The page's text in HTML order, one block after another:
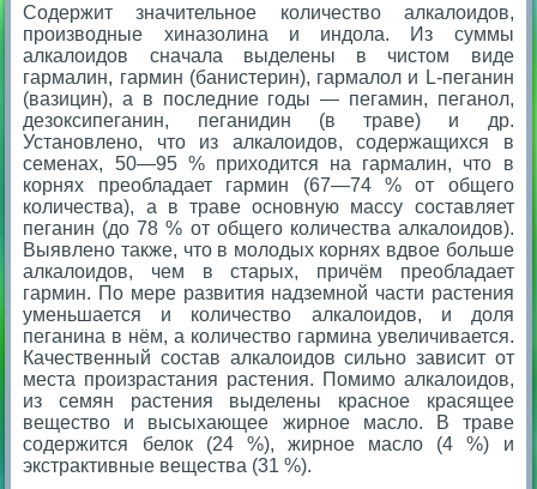
Содержит значительное количество алкалоидов,
производные хиназолина и индола. Из суммы
алкалоидов сначала выделены в чистом виде
гармалин, гармин (банистерин), гармалол и L-пеганин
(вазицин), а в последние годы — пегамин, пеганол,
дезоксипеганин, пеганидин (в траве) и др.
Установлено, что из алкалоидов, содержащихся в
семенах, 50—95 % приходится на гармалин, что в
корнях преобладает гармин (67—74 % от общего
количества), а в траве основную массу составляет
пеганин (до 78 % от общего количества алкалоидов).
Выявлено также, что в молодых корнях вдвое больше
алкалоидов, чем в старых, причём преобладает
гармин. По мере развития надземной части растения
уменьшается и количество алкалоидов, и доля
пеганина в нём, а количество гармина увеличивается.
Качественный состав алкалоидов сильно зависит от
места произрастания растения. Помимо алкалоидов,
из семян растения выделены красное красящее
вещество и высыхающее жирное масло. В траве
содержится белок (24 %), жирное масло (4 %) и
экстрактивные вещества (31 %).